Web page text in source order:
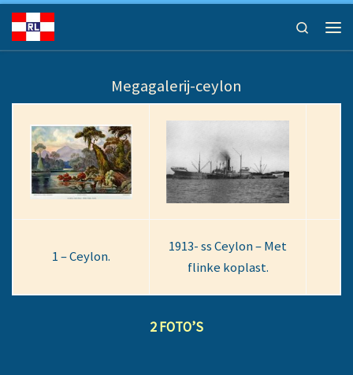
Ga naar inhoud
Search
Megagalerij-ceylon
1 – Ceylon.
1913- ss Ceylon – Met
flinke koplast.
2 FOTO’S